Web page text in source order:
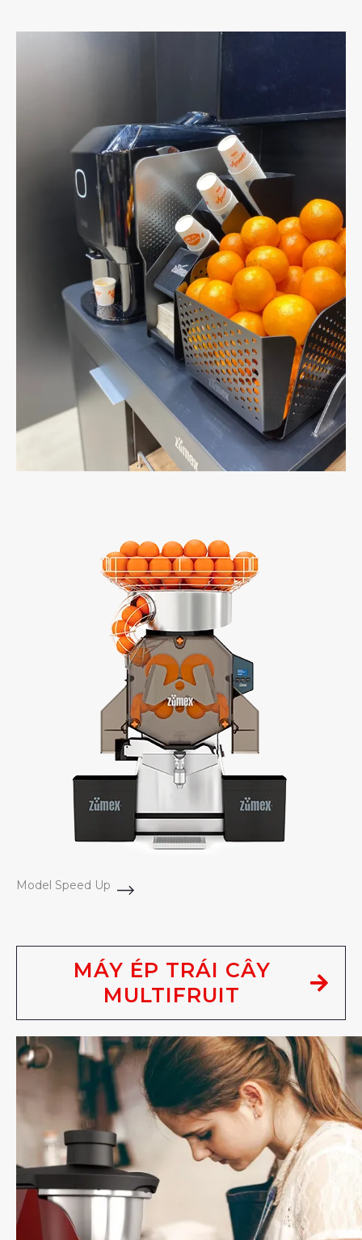
Model Speed Up
MÁY ÉP TRÁI CÂY
MULTIFRUIT